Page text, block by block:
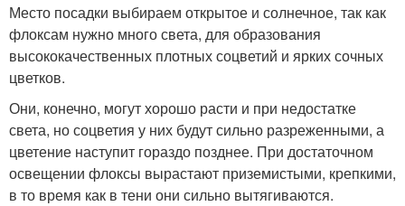
Место посадки выбираем открытое и солнечное, так как
флоксам нужно много света, для образования
высококачественных плотных соцветий и ярких сочных
цветков.
Они, конечно, могут хорошо расти и при недостатке
света, но соцветия у них будут сильно разреженными, а
цветение наступит гораздо позднее. При достаточном
освещении флоксы вырастают приземистыми, крепкими,
в то время как в тени они сильно вытягиваются.